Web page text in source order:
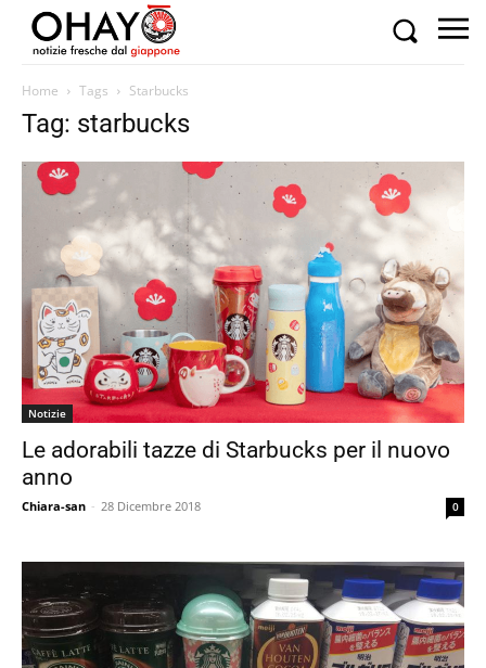
Home Tags Starbucks
Tag: starbucks
Notizie
Le adorabili tazze di Starbucks per il nuovo
anno
Chiara-san - 28 Dicembre 2018 0